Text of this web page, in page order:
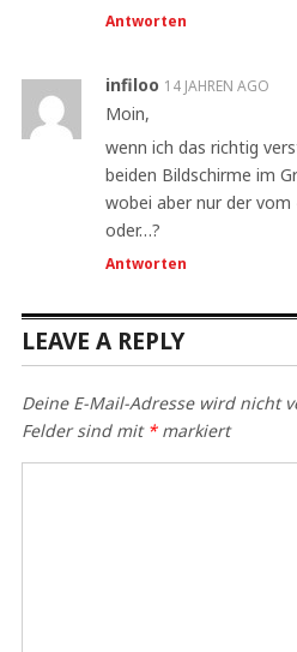
Antworten
infiloo 14 JAHREN AGO
Moin,
wenn ich das richtig
beiden Bildschirme im
wobei aber nur der
oder…?
Antworten
LEAVE A REPLY
Deine E-Mail-Adresse wird nicht
Felder sind mit *markiert